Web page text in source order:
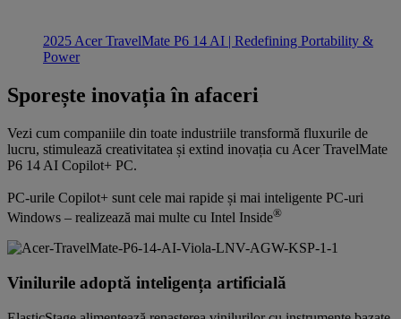
2025 Acer TravelMate P6 14 AI | Redefining Portability &
Power
Sporește inovația în afaceri
Vezi cum companiile din toate industriile transformă fluxurile de
lucru, stimulează creativitatea și extind inovația cu Acer TravelMate
P6 14 AI Copilot+ PC.
PC-urile Copilot+ sunt cele mai rapide și mai inteligente PC-uri
Windows – realizează mai multe cu Intel Inside®
Vinilurile adoptă inteligența artificială